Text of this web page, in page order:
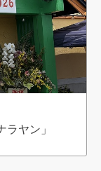
ヤン」